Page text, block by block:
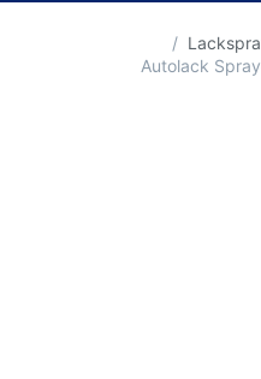
Startseite
Autolack